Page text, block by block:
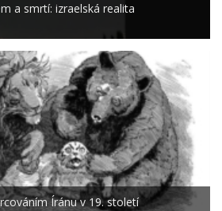
a smrtí: izraelská realita
Íránu v 19. století